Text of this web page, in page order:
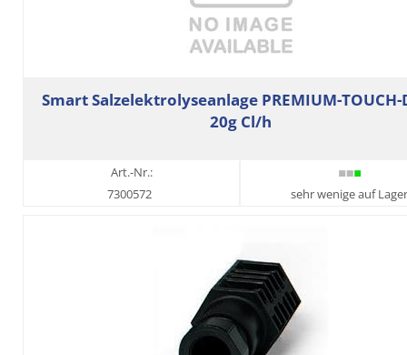
Smart Salzelektrolyseanlage PREMIUM-TOUCH-
20g Cl/h
Art.-Nr.:
7300572
sehr wenige auf Lager